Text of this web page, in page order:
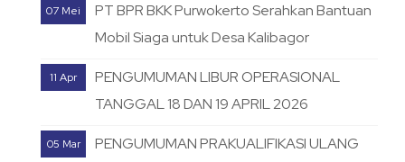
07 Mei
PT BPR BKK Purwokerto Serahkan Bantuan
Mobil Siaga untuk Desa Kalibagor
11 Apr
PENGUMUMAN LIBUR OPERASIONAL
TANGGAL 18 DAN 19 APRIL 2026
05 Mar
PENGUMUMAN PRAKUALIFIKASI ULANG